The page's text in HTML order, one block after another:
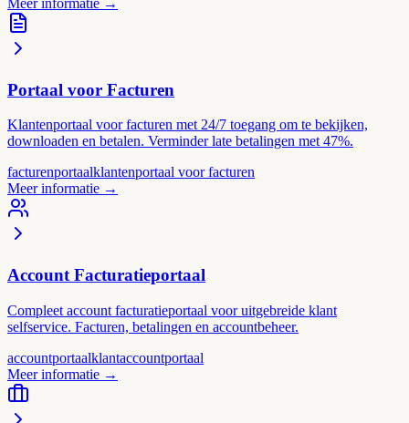
Portaal voor Facturen
Klantenportaal voor facturen met 24/7 toegang om te bekijken,
downloaden en betalen. Verminder late betalingen met 47%.
facturenportaalklantenportaal voor facturen
Meer informatie →
Account Facturatieportaal
Compleet account facturatieportaal voor uitgebreide klant
selfservice. Facturen, betalingen en accountbeheer.
accountportaalklantaccountportaal
Meer informatie →